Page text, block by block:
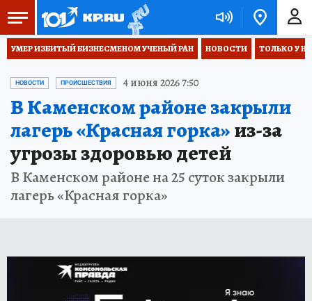
УМЕР ИЗБИТЫЙ БИЗНЕСМЕНОМ УЧЕНЫЙ РАН НОВОСТИ ТОЛЬКО У
НОВОСТИ ПРОИСШЕСТВИЯ 4 июня 2026 7:50
В Каменском районе закрыли
лагерь «Красная горка»из-за
угрозы здоровью детей
В Каменском районе на 25 суток закрыли
лагерь «Красная горка»